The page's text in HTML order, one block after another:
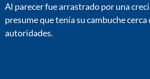
Al parecer fue arrastrado por una
presume que tenía su cambuche cerca
autoridades.